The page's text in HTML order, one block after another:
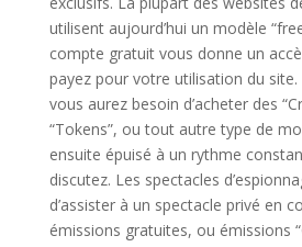
utilisent aujourd’hui un modèle
compte gratuit vous donne un
payez pour votre utilisation du
vous aurez besoin d’acheter des
“Tokens”, ou tout autre type de
ensuite épuisé à un rythme
discutez. Les spectacles
d’assister à un spectacle privé en
émissions gratuites, ou émissions